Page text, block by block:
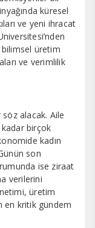
küresel
ve yeni ihracat
bilimsel üretim
ve verimlilik
alacak. Aile
birçok
kadın
son
ise ziraat
verilerini
üretim
en kritik gündem